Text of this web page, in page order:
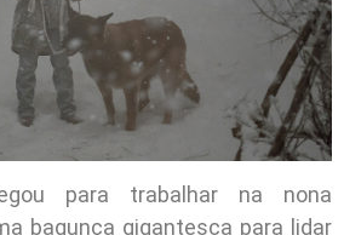
para trabalhar na nona
bagunça gigantesca para lidar